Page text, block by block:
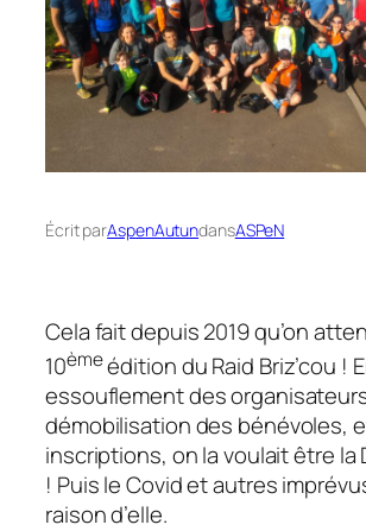
Écrit parAspenAutundansASPeN
Cela fait depuis 2019 qu’on
10èmeédition du Raid Briz’cou !
essouflement des
démobilisation des bénévoles,
inscriptions, on la voulait être la
! Puis le Covid et autres
raison d’elle.